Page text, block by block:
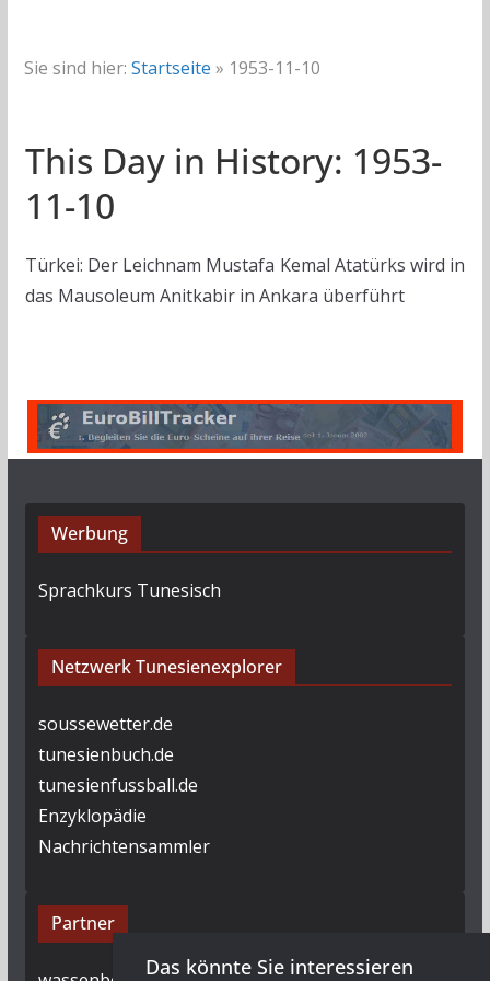
Sie sind hier: Startseite » 1953-11-10
This Day in History: 1953-
11-10
Türkei: Der Leichnam Mustafa Kemal Atatürks wird in
das Mausoleum Anitkabir in Ankara überführt
Werbung
Sprachkurs Tunesisch
Netzwerk Tunesienexplorer
soussewetter.de
tunesienbuch.de
tunesienfussball.de
Enzyklopädie
Nachrichtensammler
Partner
Das könnte Sie interessieren